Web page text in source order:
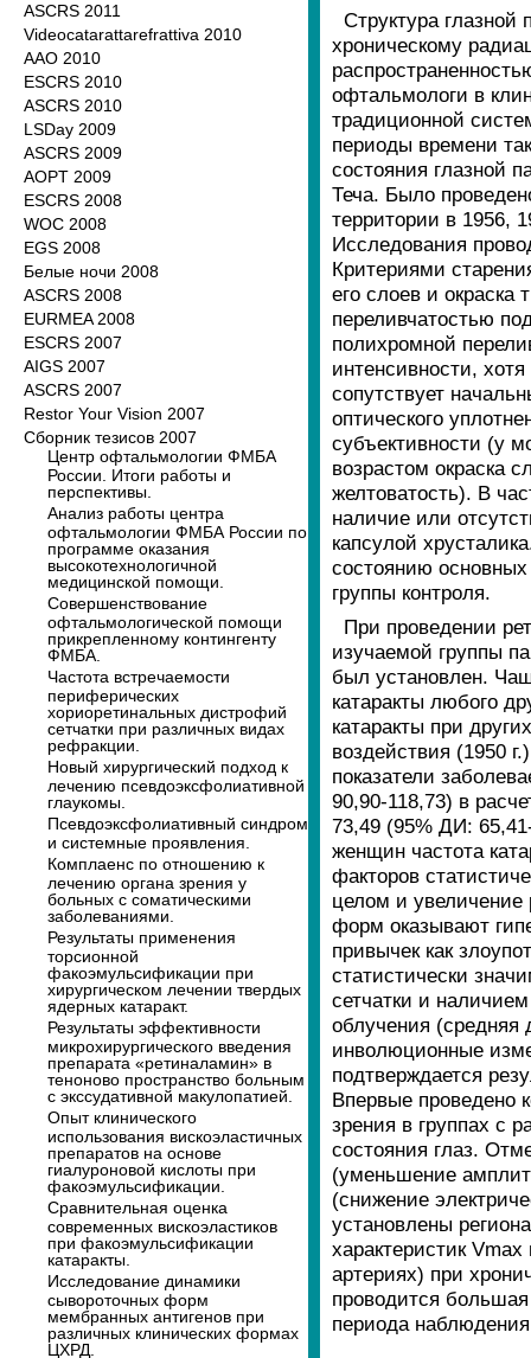
ASCRS 2011
Videocatarattarefrattiva 2010
ААО 2010
ESCRS 2010
ASCRS 2010
LSDay 2009
ASCRS 2009
AOPT 2009
ESCRS 2008
WOC 2008
EGS 2008
Белые ночи 2008
ASCRS 2008
EURMEA 2008
ESCRS 2007
AIGS 2007
ASCRS 2007
Restor Your Vision 2007
Сборник тезисов 2007
Центр офтальмологии ФМБА
России. Итоги работы и
перспективы.
Анализ работы центра
офтальмологии ФМБА России по
программе оказания
высокотехнологичной
медицинской помощи.
Совершенствование
офтальмологической помощи
прикрепленному контингенту
ФМБА.
Частота встречаемости
периферических
хориоретинальных дистрофий
сетчатки при различных видах
рефракции.
Новый хирургический подход к
лечению псевдоэксфолиативной
глаукомы.
Псевдоэксфолиативный синдром
и системные проявления.
Комплаенс по отношению к
лечению органа зрения у
больных с соматическими
заболеваниями.
Результаты применения
торсионной
факоэмульсификации при
хирургическом лечении твердых
ядерных катаракт.
Результаты эффективности
микрохирургического введения
препарата «ретиналамин» в
теноново пространство больным
с экссудативной макулопатией.
Опыт клинического
использования вискоэластичных
препаратов на основе
гиалуроновой кислоты при
факоэмульсификации.
Сравнительная оценка
современных вискоэластиков
при факоэмульсификации
катаракты.
Исследование динамики
сывороточных форм
мембранных антигенов при
различных клинических формах
ЦХРД.
Структура
хроническому
офтальмологи в
традиционной
периоды времени
состояния глазной
Теча. Было
территории в 1956,
Исследования
Критериями
его слоев и окраска
переливчатостью
полихромной
интенсивности,
сопутствует
оптического
субъективности (у
возрастом окраска
желтоватость). В
наличие или
капсулой
состоянию основных
группы контроля.
При проведении
изучаемой группы
был установлен.
катаракты любого
катаракты при
воздействия (1950
показатели
90,90-118,73) в
73,49 (95% ДИ:
женщин частота
факторов
целом и увеличение
форм оказывают
привычек как
статистически
сетчатки и
облучения
инволюционные
подтверждается
Впервые проведено
зрения в группах с
состояния глаз.
(уменьшение
(снижение
установлены
характеристик
артериях) при
проводится
периода